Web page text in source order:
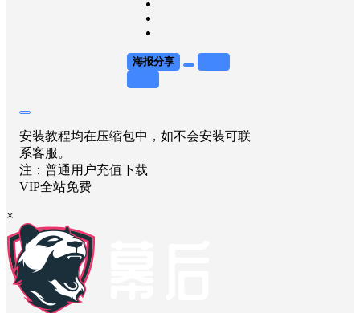
海报分享
安装教程均在压缩包中，如不会安装可联
系客服。
注：普通用户充值下载
VIP全站免费
×